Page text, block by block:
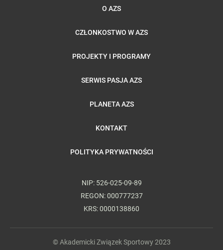
O AZS
CZŁONKOSTWO W AZS
PROJEKTY I PROGRAMY
SERWIS PASJA AZS
PLANETA AZS
KONTAKT
POLITYKA PRYWATNOŚCI
NIP: 526-025-09-89
REGON: 000777237
KRS: 0000138860
© Akademicki Związek Sportowy 2023